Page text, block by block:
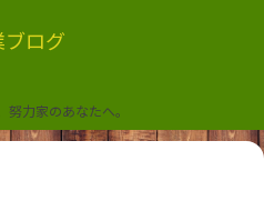
ブログ
努力家のあなたへ。